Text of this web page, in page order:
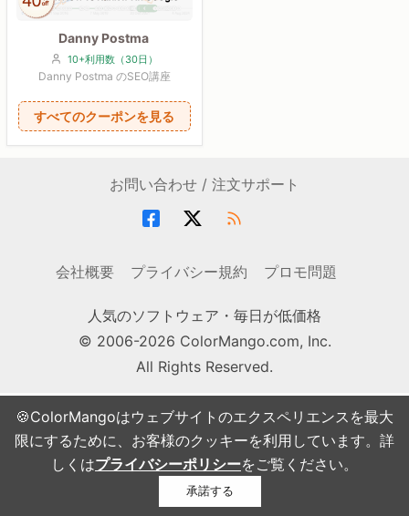
🍪ColorMangoはウェブサイトのエクスペリエンスを最大
限にするために、お客様のクッキーを利用しています。詳
しくはプライバシーポリシーをご覧ください。
承諾する
Danny Postma
10+利用数（30日）
Danny Postma のSEO講座
すべてのクーポンを見る
お問い合わせ / 注文サポート
会社概要 プライバシー規約 プロモ問題
人気のソフトウェア・毎日が低価格
© 2006-2026 ColorMango.com, Inc.
All Rights Reserved.